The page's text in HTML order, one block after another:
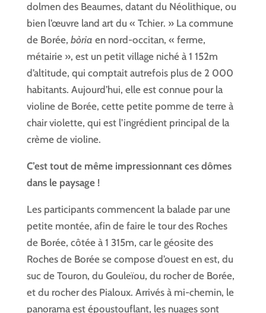
dolmen des Beaumes, datant du Néolithique, ou
bien l’œuvre land art du « Tchier. » La commune
de Borée, bòria en nord-occitan, « ferme,
métairie », est un petit village niché à 1 152m
d’altitude, qui comptait autrefois plus de 2 000
habitants. Aujourd’hui, elle est connue pour la
violine de Borée, cette petite pomme de terre à
chair violette, qui est l’ingrédient principal de la
crème de violine.
C’est tout de même impressionnant ces dômes
dans le paysage !
Les participants commencent la balade par une
petite montée, afin de faire le tour des Roches
de Borée, côtée à 1 315m, car le géosite des
Roches de Borée se compose d’ouest en est, du
suc de Touron, du Gouleïou, du rocher de Borée,
et du rocher des Pialoux. Arrivés à mi-chemin, le
panorama est époustouflant, les nuages sont